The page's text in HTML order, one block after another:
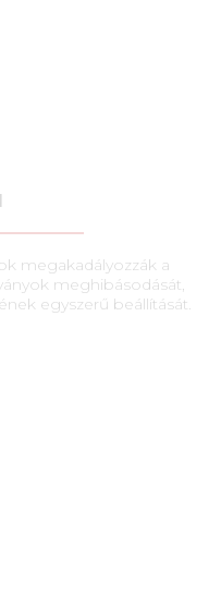
megakadályozzák a
meghibásodását,
egyszerű beállítását.